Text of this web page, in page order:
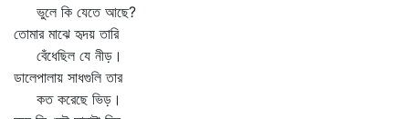
ভুলে কি যেতে আছে?
তোমার মাঝে হৃদয় তারি
বেঁধেছিল যে নীড়।
ডালেপালায় সাধগুলি তার
কত করেছে ভিড়।